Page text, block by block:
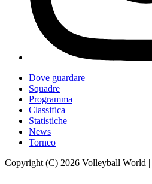
Dove guardare
Squadre
Programma
Classifica
Statistiche
News
Torneo
Copyright (C) 2026 Volleyball World